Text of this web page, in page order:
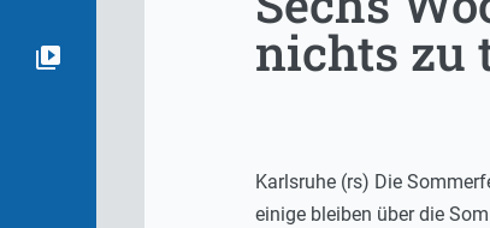
nichts zu
Karlsruhe (rs) Die
einige bleiben über die